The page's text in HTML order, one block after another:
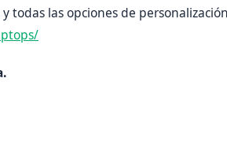
todas las opciones de